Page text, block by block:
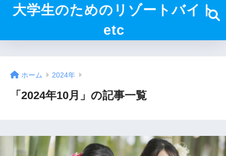
大学生のためのリゾートバイト
etc
ホーム 2024年
「2024年10月」の記事一覧